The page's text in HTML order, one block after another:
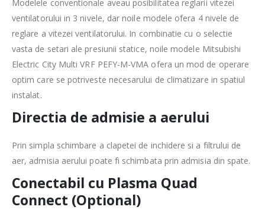
Modelele conventionale aveau posibilitatea reglarii vitezei
ventilatorului in 3 nivele, dar noile modele ofera 4 nivele de
reglare a vitezei ventilatorului. In combinatie cu o selectie
vasta de setari ale presiunii statice, noile modele Mitsubishi
Electric City Multi VRF PEFY-M-VMA ofera un mod de operare
optim care se potriveste necesarului de climatizare in spatiul
instalat.
Directia de admisie a aerului
Prin simpla schimbare a clapetei de inchidere si a filtrului de
aer, admisia aerului poate fi schimbata prin admisia din spate.
Conectabil cu Plasma Quad
Connect (Optional)